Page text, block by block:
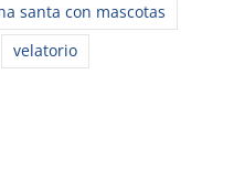
santa con mascotas
velatorio